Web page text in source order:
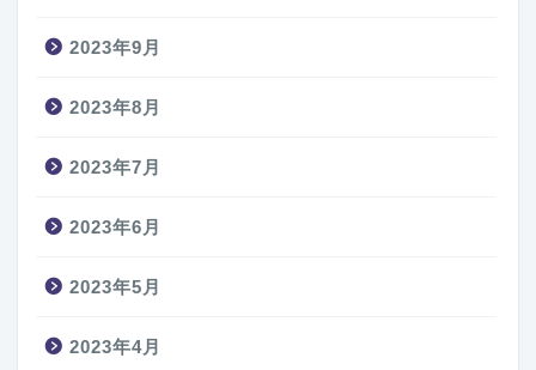
2023年9月
2023年8月
2023年7月
2023年6月
2023年5月
2023年4月